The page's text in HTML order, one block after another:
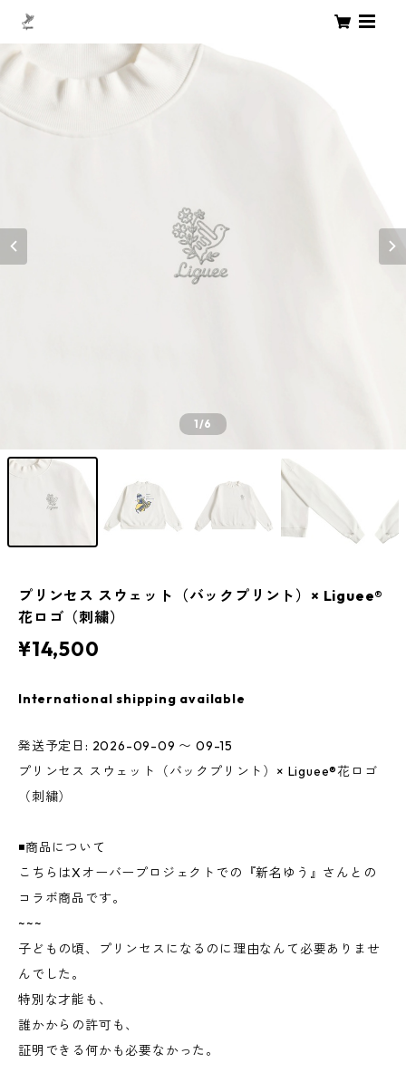
1/6
プリンセス スウェット（バックプリント）× Liguee®️
花ロゴ（刺繍）
¥14,500
International shipping available
発送予定日: 2026-09-09 〜 09-15
プリンセス スウェット（バックプリント）× Liguee®️花ロゴ
（刺繍）
◾️商品について
こちらはXオーバープロジェクトでの『新名ゆう』さんとの
コラボ商品です。
~~~
子どもの頃、プリンセスになるのに理由なんて必要ありませ
んでした。
特別な才能も、
誰かからの許可も、
証明できる何かも必要なかった。